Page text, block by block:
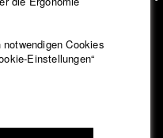
Cookies
Einstellungen“